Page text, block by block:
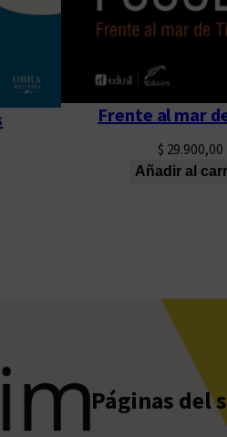
Frente al mar
$ 29.900,00
Añadir al
Páginas del